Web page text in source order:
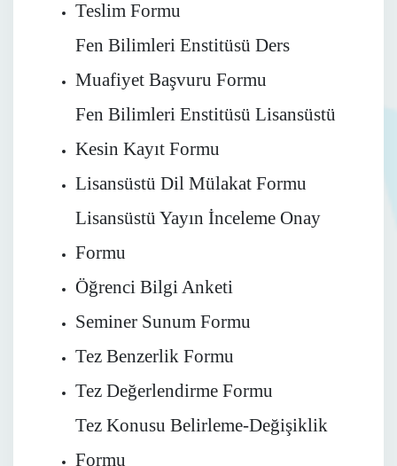
Teslim Formu
Fen Bilimleri Enstitüsü Ders
Muafiyet Başvuru Formu
Fen Bilimleri Enstitüsü Lisansüstü
Kesin Kayıt Formu
Lisansüstü Dil Mülakat Formu
Lisansüstü Yayın İnceleme Onay
Formu
Öğrenci Bilgi Anketi
Seminer Sunum Formu
Tez Benzerlik Formu
Tez Değerlendirme Formu
Tez Konusu Belirleme-Değişiklik
Formu